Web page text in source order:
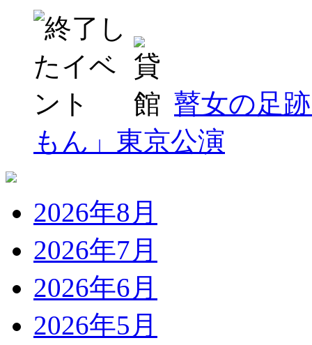
瞽女の足
もん」東京公演
2026年8月
2026年7月
2026年6月
2026年5月